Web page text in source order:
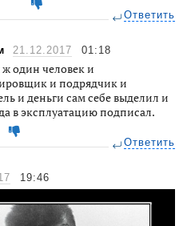
Ответить
21.12.2017 01:18
ж один человек и
и подрядчик и
и деньги сам себе выделил и
в эксплуатацию подписал.
Ответить
19:46